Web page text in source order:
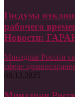
Госдума
рабочего
Новости:
Минздрав России
сфере
08.12.2025